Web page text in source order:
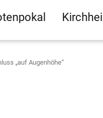
„auf Augenhöhe“